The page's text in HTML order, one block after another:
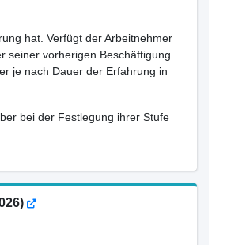
hat. Verfügt der Arbeitnehmer
seiner vorherigen Beschäftigung
je nach Dauer der Erfahrung in
bei der Festlegung ihrer Stufe